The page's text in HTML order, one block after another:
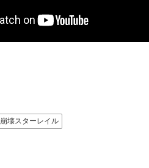
崩壊スターレイル